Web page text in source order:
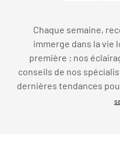
Chaque semaine,
immerge dans la vie
première : nos
conseils de nos
dernières tendances